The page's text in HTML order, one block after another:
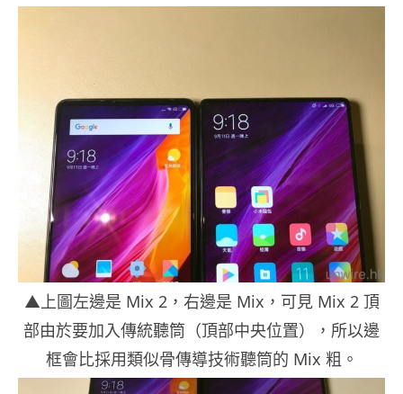
▲上圖左邊是 Mix 2，右邊是 Mix，可見 Mix 2 頂
部由於要加入傳統聽筒（頂部中央位置），所以邊
框會比採用類似骨傳導技術聽筒的 Mix 粗。